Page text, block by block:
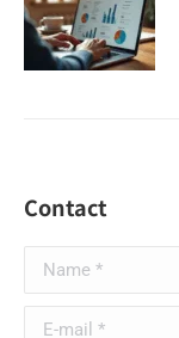
Contact
Name *
E-mail *